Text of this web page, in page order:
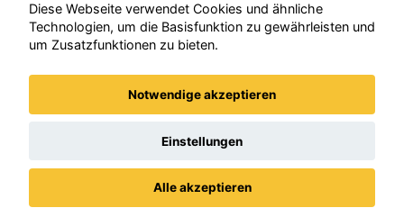
Opel Corsa
Diese Webseite verwendet Cookies und ähnliche
Technologien, um die Basisfunktion zu gewährleisten und
um Zusatzfunktionen zu bieten.
Notwendige akzeptieren
Einstellungen
Alle akzeptieren